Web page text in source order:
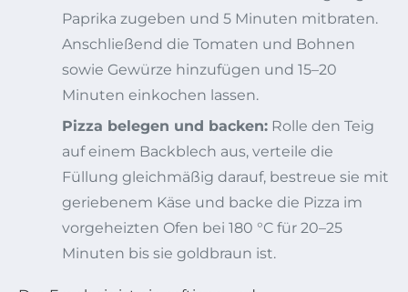
Paprika zugeben und 5 Minuten mitbraten.
Anschließend die Tomaten und Bohnen
sowie Gewürze hinzufügen und 15–20
Minuten einkochen lassen.
Pizza belegen und backen: Rolle den Teig
auf einem Backblech aus, verteile die
Füllung gleichmäßig darauf, bestreue sie mit
geriebenem Käse und backe die Pizza im
vorgeheizten Ofen bei 180 °C für 20–25
Minuten bis sie goldbraun ist.